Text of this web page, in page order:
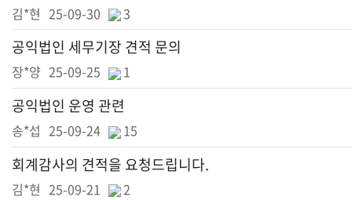
김*현 25-09-30 3
공익법인 세무기장 견적 문의
장*양 25-09-25 1
공익법인 운영 관련
송*섭 25-09-24 15
회계감사의 견적을 요청드립니다.
김*현 25-09-21 2